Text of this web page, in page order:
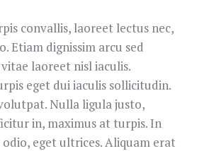
convallis, laoreet lectus nec,
Etiam dignissim arcu sed
laoreet nisl iaculis.
eget dui iaculis sollicitudin.
Nulla ligula justo,
in, maximus at turpis. In
eget ultrices. Aliquam erat